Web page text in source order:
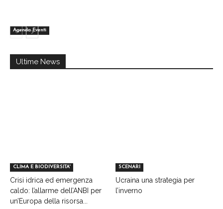
Agenda Eventi
Ultime News
CLIMA E BIODIVERSITA'
Crisi idrica ed emergenza
caldo: l’allarme dell’ANBI per
un’Europa della risorsa...
SCENARI
Ucraina una strategia per
l’inverno